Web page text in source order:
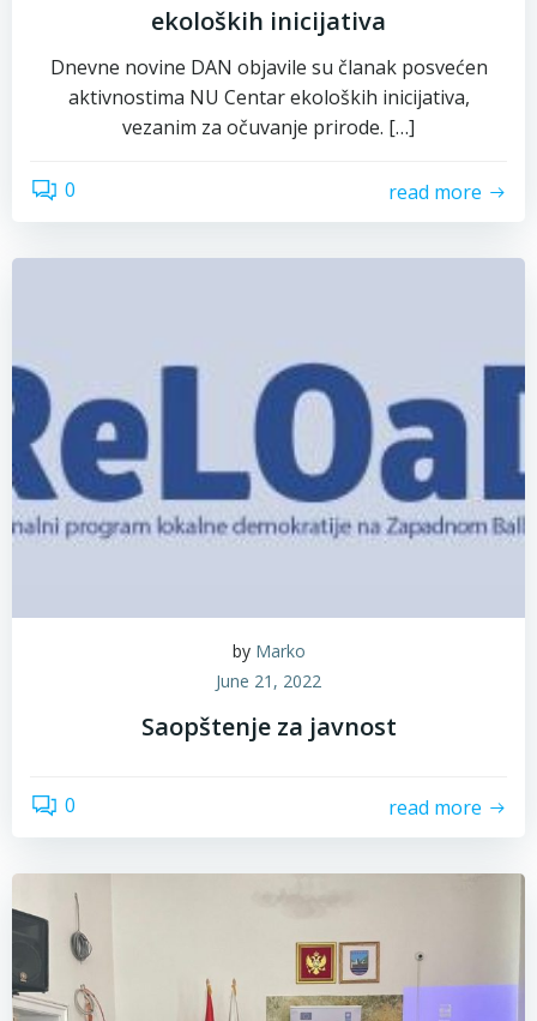
ekoloških inicijativa
Dnevne novine DAN objavile su članak posvećen
aktivnostima NU Centar ekoloških inicijativa,
vezanim za očuvanje prirode. […]
0 read more
by Marko
June 21, 2022
Saopštenje za javnost
0 read more